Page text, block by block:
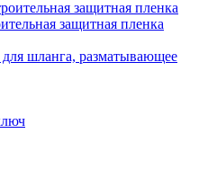
защитная пленка
шланга, разматывающее